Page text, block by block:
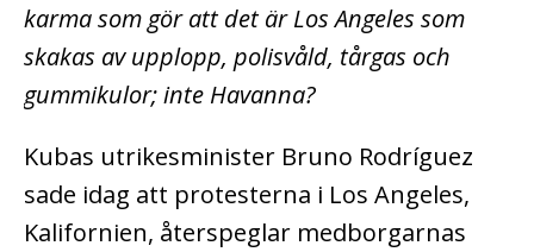
karma som gör att det är Los Angeles som
skakas av upplopp, polisvåld, tårgas och
gummikulor; inte Havanna?
Kubas utrikesminister Bruno Rodríguez
sade idag att protesterna i Los Angeles,
Kalifornien, återspeglar medborgarnas